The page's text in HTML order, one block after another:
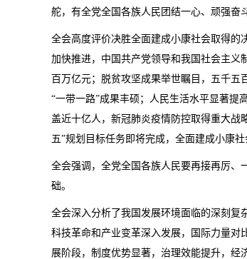
舵，有全党全国各族人民团结一心、顽强奋
全会高度评价决胜全面建成小康社会取得的
加快推进，中国共产党领导和我国社会主义
百万亿元；脱贫攻坚成果举世瞩目，五千
“一带一路”成果丰硕；人民生活水平显著
盖近十亿人，新冠肺炎疫情防控取得重大战
五”规划目标任务即将完成，全面建成小康
全会强调，全党全国各族人民要再接再厉、
础。
全会深入分析了我国发展环境面临的深刻复
科技革命和产业变革深入发展，国际力量对
展阶段，制度优势显著，治理效能提升，